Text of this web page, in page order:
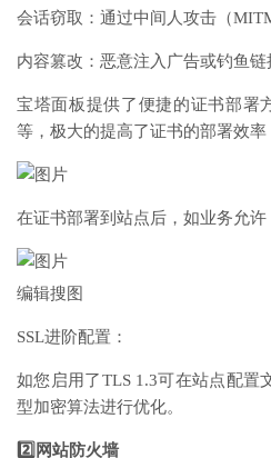
会话窃取：通过中间人攻击（
内容篡改：恶意注入广告或钓鱼
宝塔面板提供了便捷的证书部署
等，极大的提高了证书的部署效率
在证书部署到站点后，如业务允许
编辑搜图
SSL进阶配置：
如您启用了TLS 1.3可在站点配置
型加密算法进行优化。
2️⃣网站防火墙